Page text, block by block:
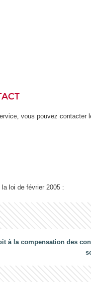
vous pouvez
la loi de février 2005 :
à la compensation des